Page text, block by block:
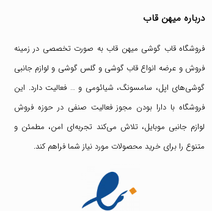
درباره میهن قاب
فروشگاه قاب گوشی میهن قاب به صورت تخصصی در زمینه
فروش و عرضه انواع قاب گوشی وگلس گوشی و لوازم جانبی
گوشی‌های اپل، سامسونگ، شیائومی و … فعالیت دارد. این
فروشگاه با دارا بودن مجوز فعالیت صنفی در حوزه فروش
لوازم جانبی موبایل، تلاش می‌کند تجربه‌ای امن، مطمئن و
متنوع را برای خرید محصولات مورد نیاز شما فراهم کند.